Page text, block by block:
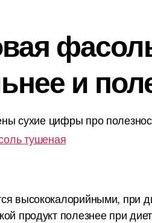
и
сухие цифры про
тушеная
высококалорийными, при
продукт полезнее при